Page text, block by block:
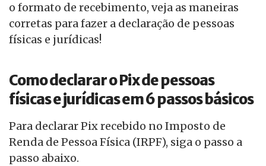
o formato de recebimento, veja as maneiras
corretas para fazer a declaração de pessoas
físicas e jurídicas!
Como declarar o Pix de pessoas
físicas e jurídicas em 6 passos básicos
Para declarar Pix recebido no Imposto de
Renda de Pessoa Física (IRPF), siga o passo a
passo abaixo.